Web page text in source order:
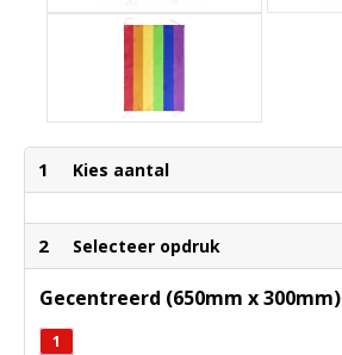
1 Kies aantal
2 Selecteer opdruk
Gecentreerd (650mm x 300mm)
1